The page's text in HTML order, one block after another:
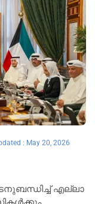
: May 20, 2026
എല്ലാ